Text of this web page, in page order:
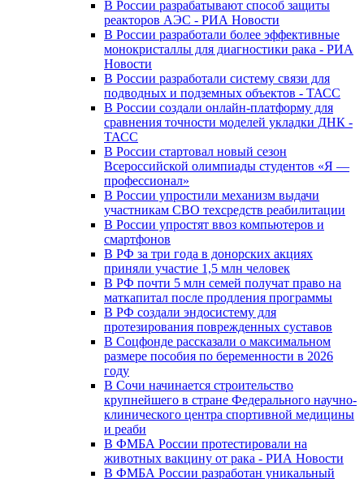
В России разрабатывают способ защиты
реакторов АЭС - РИА Новости
В России разработали более эффективные
монокристаллы для диагностики рака - РИА
Новости
В России разработали систему связи для
подводных и подземных объектов - ТАСС
В России создали онлайн-платформу для
сравнения точности моделей укладки ДНК -
ТАСС
В России стартовал новый сезон
Всероссийской олимпиады студентов «Я —
профессионал»
В России упростили механизм выдачи
участникам СВО техсредств реабилитации
В России упростят ввоз компьютеров и
смартфонов
В РФ за три года в донорских акциях
приняли участие 1,5 млн человек
В РФ почти 5 млн семей получат право на
маткапитал после продления программы
В РФ создали эндосистему для
протезирования поврежденных суставов
В Соцфонде рассказали о максимальном
размере пособия по беременности в 2026
году
В Сочи начинается строительство
крупнейшего в стране Федерального научно-
клинического центра спортивной медицины
и реаби
В ФМБА России протестировали на
животных вакцину от рака - РИА Новости
В ФМБА России разработан уникальный